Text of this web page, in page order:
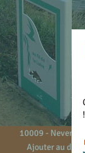
10009 - Nevers -
Ajouter au devis
!